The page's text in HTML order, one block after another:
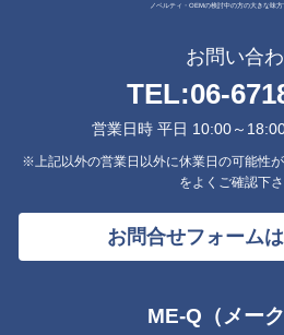
ノベルティ・OEMの検討中の方の大きな味方
お問い合
TEL:06-
営業日時 平日 10:00～
※上記以外の営業日以外に休業日の可能性
をよくご確認下さ
お問合せフォーム
ME-Q（メーク